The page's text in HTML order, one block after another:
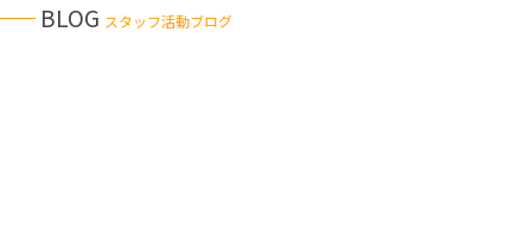
BLOG スタッフ活動ブログ